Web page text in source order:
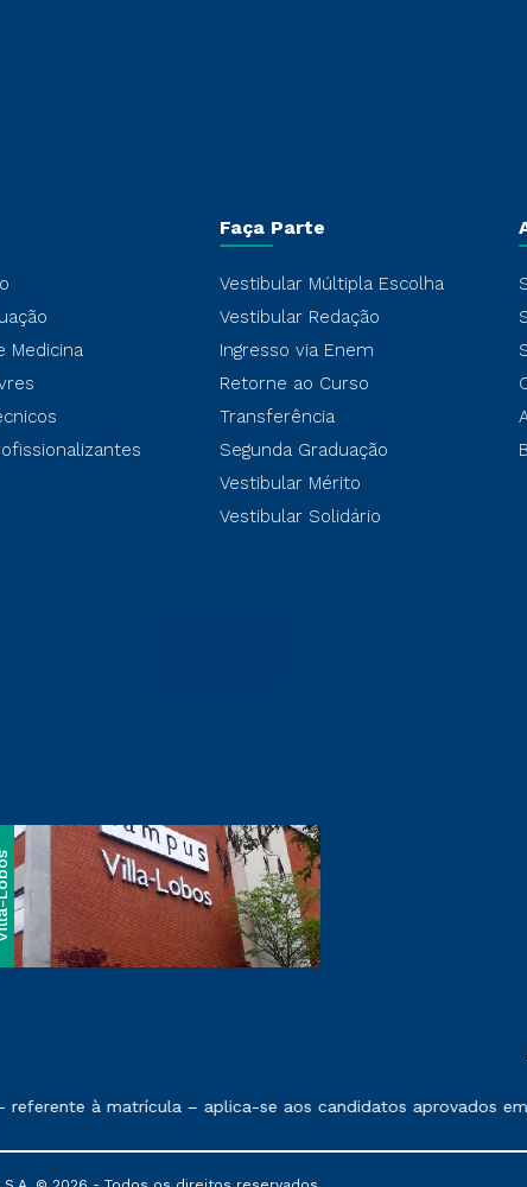
Medicina
Faça Parte
Vestibular Múltipla Escolha
Vestibular Redação
Ingresso via Enem
Retorne ao Curso
Transferência
Segunda Graduação
Vestibular Mérito
Vestibular Solidário
no contrato de prestação de serviços
à matrícula – aplica-se aos candidatos aprovados